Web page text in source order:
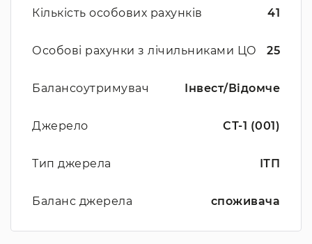
Кількість особових рахунків 41
Особові рахунки з лічильниками ЦО 25
Балансоутримувач Інвест/Відомче
Джерело СТ-1 (001)
Тип джерела ІТП
Баланс джерела споживача